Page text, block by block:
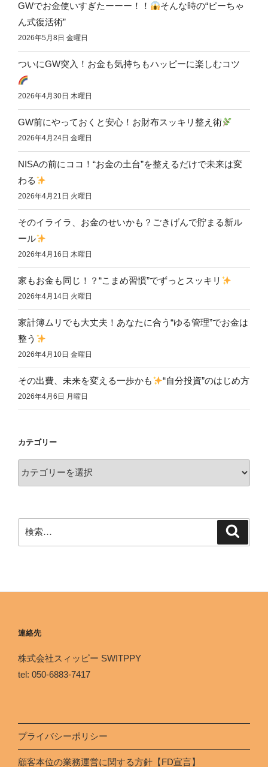
GWでお金使いすぎたーーー！！
そんな時の“ピーちゃ
ん式復活術”
2026年5月8日 金曜日
ついにGW突入！お金も気持ちもハッピーに楽しむコツ
2026年4月30日 木曜日
GW前にやっておくと安心！お財布スッキリ整え術
2026年4月24日 金曜日
NISAの前にココ！“お金の土台”を整えるだけで未来は変
わる
2026年4月21日 火曜日
そのイライラ、お金のせいかも？ごきげんで貯まる新ル
ール
2026年4月16日 木曜日
家もお金も同じ！？“こまめ習慣”でずっとスッキリ
2026年4月14日 火曜日
家計簿ムリでも大丈夫！あなたに合う“ゆる管理”でお金は
整う
2026年4月10日 金曜日
その出費、未来を変える一歩かも “自分投資”のはじめ方
2026年4月6日 月曜日
カテゴリー
連絡先
株式会社スィッピー SWITPPY
tel: 050-6883-7417
プライバシーポリシー
顧客本位の業務運営に関する方針【FD宣言】